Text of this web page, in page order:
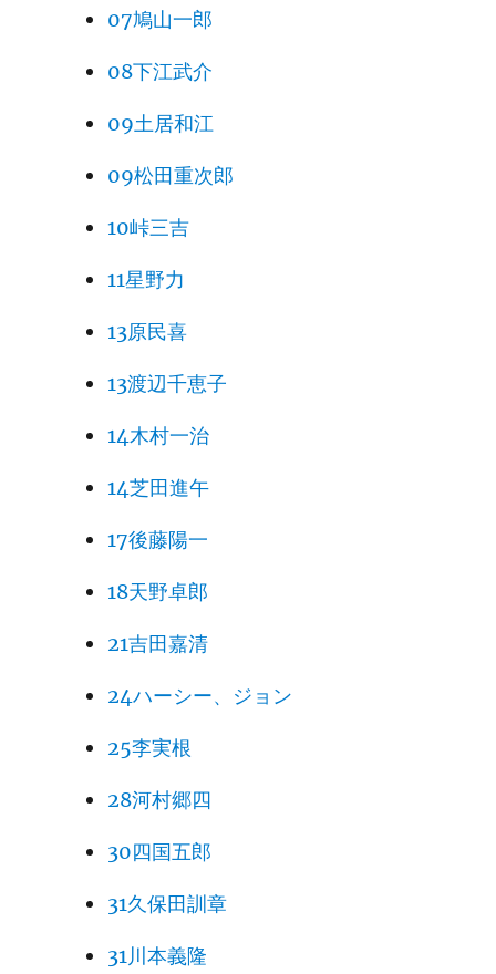
07鳩山一郎
08下江武介
09土居和江
09松田重次郎
10峠三吉
11星野力
13原民喜
13渡辺千恵子
14木村一治
14芝田進午
17後藤陽一
18天野卓郎
21吉田嘉清
24ハーシー、ジョン
25李実根
28河村郷四
30四国五郎
31久保田訓章
31川本義隆